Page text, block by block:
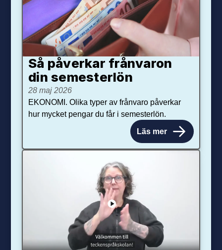
Så påverkar från­varon
din semester­lön
28 maj 2026
EKONOMI. Olika typer av frånvaro påverkar
hur mycket pengar du får i semesterlön.
Läs mer